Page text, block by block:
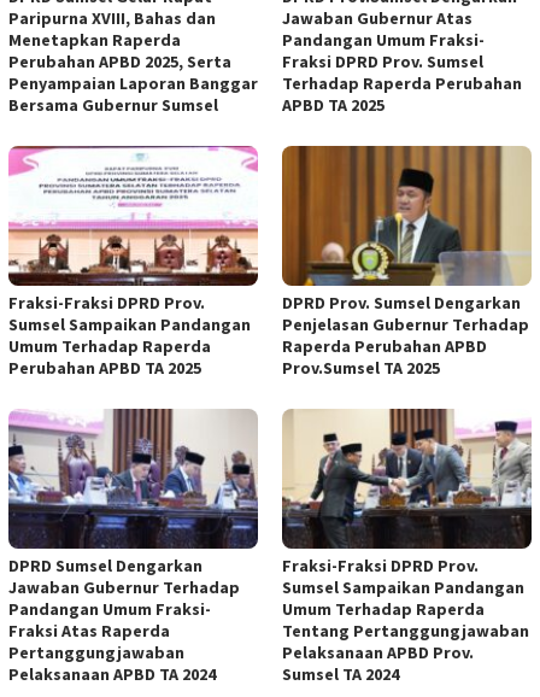
Paripurna XVIII, Bahas dan
Menetapkan Raperda
Perubahan APBD 2025, Serta
Penyampaian Laporan Banggar
Bersama Gubernur Sumsel
Jawaban Gubernur Atas
Pandangan Umum Fraksi-
Fraksi DPRD Prov. Sumsel
Terhadap Raperda Perubahan
APBD TA 2025
Fraksi-Fraksi DPRD Prov.
Sumsel Sampaikan Pandangan
Umum Terhadap Raperda
Perubahan APBD TA 2025
DPRD Prov. Sumsel Dengarkan
Penjelasan Gubernur Terhadap
Raperda Perubahan APBD
Prov.Sumsel TA 2025
DPRD Sumsel Dengarkan
Jawaban Gubernur Terhadap
Pandangan Umum Fraksi-
Fraksi Atas Raperda
Pertanggungjawaban
Pelaksanaan APBD TA 2024
Fraksi-Fraksi DPRD Prov.
Sumsel Sampaikan Pandangan
Umum Terhadap Raperda
Tentang Pertanggungjawaban
Pelaksanaan APBD Prov.
Sumsel TA 2024